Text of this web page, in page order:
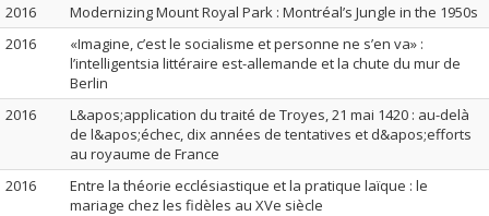
2016
Modernizing Mount Royal Park : Montréal’s Jungle in the 1950s
2016
«Imagine, c’est le socialisme et personne ne s’en va» :
l’intelligentsia littéraire est-allemande et la chute du mur de
Berlin
2016
L&apos;application du traité de Troyes, 21 mai 1420 : au-delà
de l&apos;échec, dix années de tentatives et d&apos;efforts
au royaume de France
2016
Entre la théorie ecclésiastique et la pratique laïque : le
mariage chez les fidèles au XVe siècle